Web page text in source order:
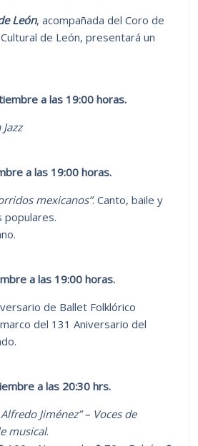
León, acompañada del Coro de
de León, presentará un
a las 19:00 horas.
a las 19:00 horas.
mexicanos”. Canto, baile y
populares.
a las 19:00 horas.
de Ballet Folklórico
del 131 Aniversario del
a las 20:30 hrs.
Jiménez” – Voces de
musical.